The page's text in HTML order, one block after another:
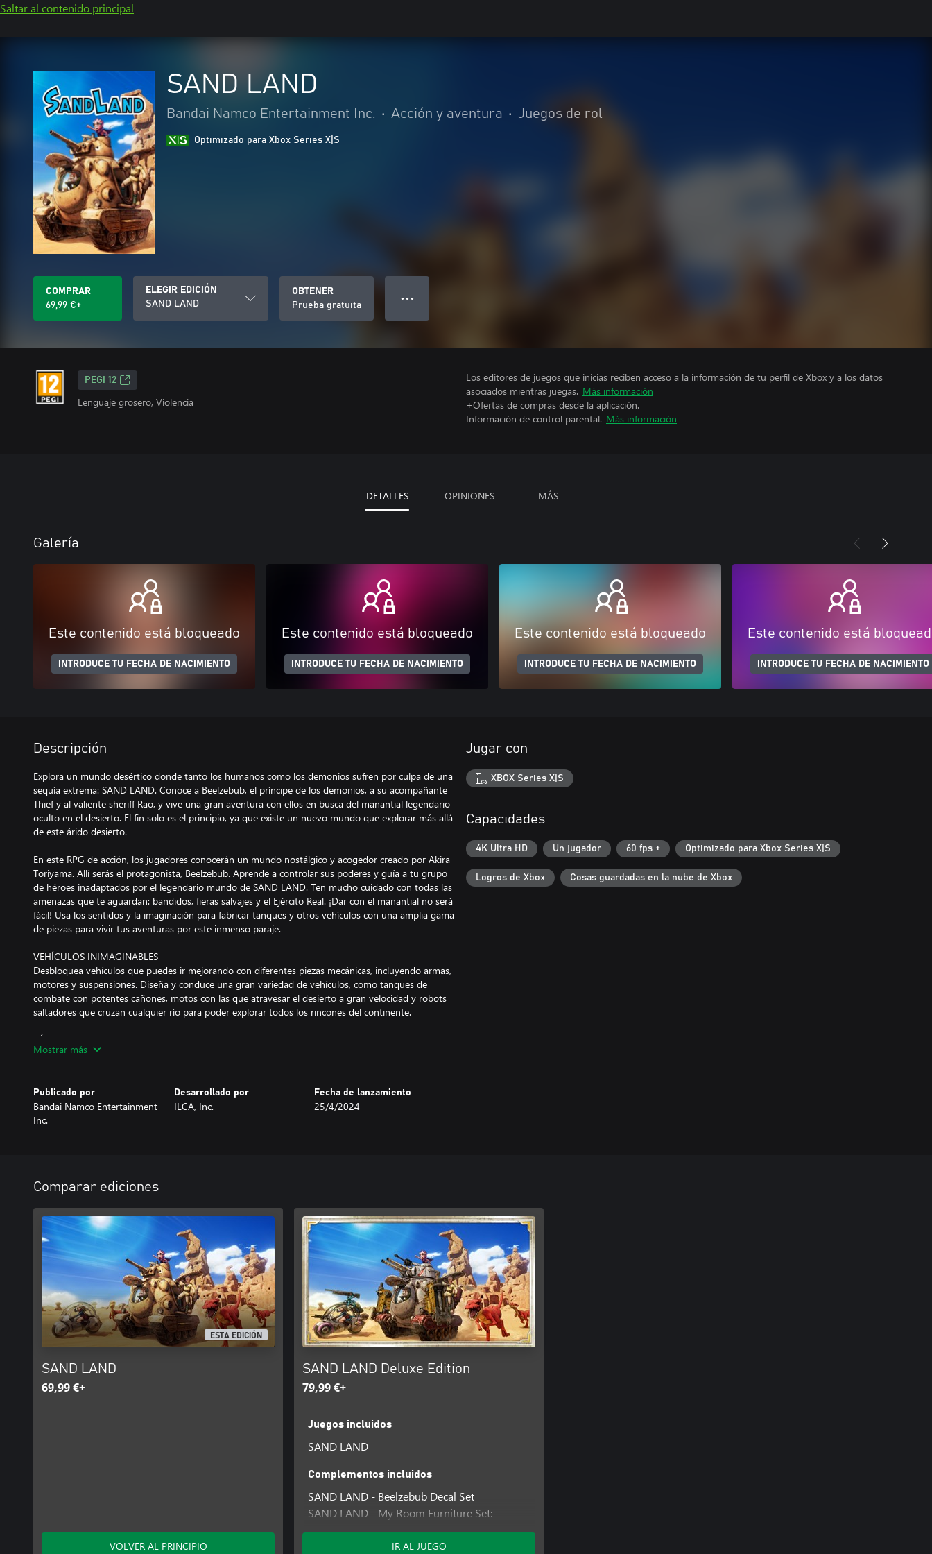
Saltar al contenido principal
SAND LAND
Bandai Namco Entertainment Inc. • Acción y aventura • Juegos de rol
Optimizado para Xbox Series X|S
COMPRAR
69,99 €+
ELEGIR EDICIÓN
SAND LAND
OBTENER
Prueba gratuita
● ● ●
PEGI 12
Lenguaje grosero, Violencia
Los editores de juegos que inicias reciben acceso a la información de tu perfil de Xbox y a los datos
asociados mientras juegas. Más información
+Ofertas de compras desde la aplicación.
Información de control parental. Más información
DETALLES OPINIONES MÁS
Galería
Este contenido está bloqueado
INTRODUCE TU FECHA DE NACIMIENTO
Este contenido está bloqueado
INTRODUCE TU FECHA DE NACIMIENTO
Este contenido está bloqueado
INTRODUCE TU FECHA DE NACIMIENTO
Este contenido está
INTRODUCE TU FECHA DE NACIMIENTO
Descripción
Explora un mundo desértico donde tanto los humanos como los demonios sufren por culpa de una
sequía extrema: SAND LAND. Conoce a Beelzebub, el príncipe de los demonios, a su acompañante
Thief y al valiente sheriff Rao, y vive una gran aventura con ellos en busca del manantial legendario
oculto en el desierto. El fin solo es el principio, ya que existe un nuevo mundo que explorar más allá
de este árido desierto.
En este RPG de acción, los jugadores conocerán un mundo nostálgico y acogedor creado por Akira
Toriyama. Allí serás el protagonista, Beelzebub. Aprende a controlar sus poderes y guía a tu grupo
de héroes inadaptados por el legendario mundo de SAND LAND. Ten mucho cuidado con todas las
amenazas que te aguardan: bandidos, fieras salvajes y el Ejército Real. ¡Dar con el manantial no será
fácil! Usa los sentidos y la imaginación para fabricar tanques y otros vehículos con una amplia gama
de piezas para vivir tus aventuras por este inmenso paraje.
VEHÍCULOS INIMAGINABLES
Desbloquea vehículos que puedes ir mejorando con diferentes piezas mecánicas, incluyendo armas,
motores y suspensiones. Diseña y conduce una gran variedad de vehículos, como tanques de
combate con potentes cañones, motos con las que atravesar el desierto a gran velocidad y robots
saltadores que cruzan cualquier río para poder explorar todos los rincones del continente.
TÚ PUEDES SALVAR EL MUNDO
Monta tu campamento base en la ciudad de Spino y relaciónate con sus habitantes. Observa cómo
AVENTURAS MÁS ALLÁ DE LAS DUNAS
Recorre SAND LAND y sus cañones, desvela sus secretos, supera todos los obstáculos y encuentra
Mostrar más
Publicado por
Bandai Namco Entertainment
Inc.
Desarrollado por
ILCA, Inc.
Fecha de lanzamiento
25/4/2024
Jugar con
XBOX Series X|S
Capacidades
4K Ultra HD Un jugador 60 fps + Optimizado para Xbox Series X|S
Logros de Xbox Cosas guardadas en la nube de Xbox
Comparar ediciones
ESTA EDICIÓN
SAND LAND
69,99 €+
VOLVER AL PRINCIPIO
SAND LAND Deluxe Edition
79,99 €+
Juegos incluidos
SAND LAND
Complementos incluidos
SAND LAND - Beelzebub Decal Set
SAND LAND - My Room Furniture Set:
Hideout
SAND LAND - My Room Furniture Set: Army
IR AL JUEGO